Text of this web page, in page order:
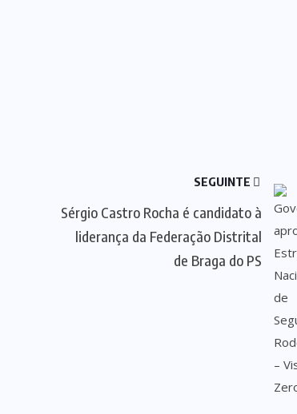
SEGUINTE
Sérgio Castro Rocha é candidato à
liderança da Federação Distrital
de Braga do PS